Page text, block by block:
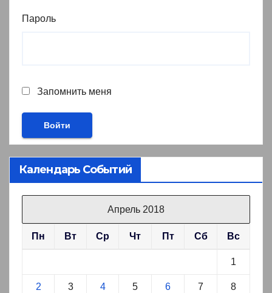
Пароль
Запомнить меня
Календарь Событий
Апрель 2018
Пн Вт Ср Чт Пт Сб Вс
1
2 3 4 5 6 7 8